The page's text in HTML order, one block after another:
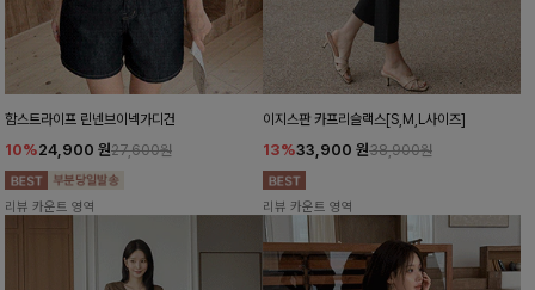
함스트라이프 린넨브이넥가디건
10%24,900 원27,600원
리뷰 카운트 영역
이지스판 카프리슬랙스[S,M,L사이즈]
13%33,900 원38,900원
리뷰 카운트 영역